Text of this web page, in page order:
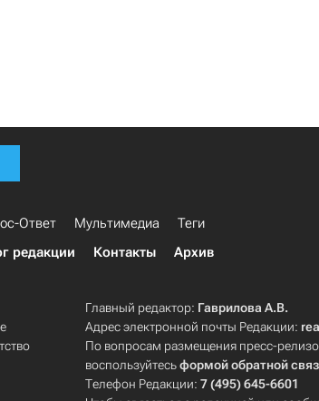
Ответ Мультимедиа
Теги
редакции Контакты Архив
Главный редактор: Гаврилова А.В.
Адрес электронной почты Редакции:
По вопросам размещения пресс-
воспользуйтесьформой обратной
Телефон Редакции:7 (495) 645-6601